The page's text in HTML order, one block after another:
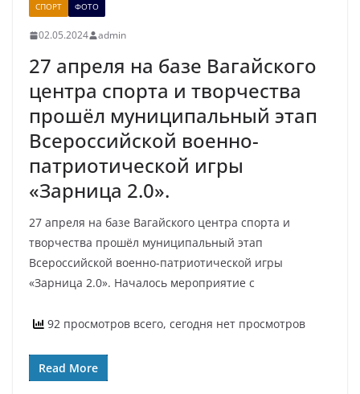
СПОРТ ФОТО
02.05.2024 admin
27 апреля на базе Вагайского
центра спорта и творчества
прошёл муниципальный этап
Всероссийской военно-
патриотической игры
«Зарница 2.0».
27 апреля на базе Вагайского центра спорта и
творчества прошёл муниципальный этап
Всероссийской военно-патриотической игры
«Зарница 2.0». Началось мероприятие с
92 просмотров всего, сегодня нет просмотров
Read More